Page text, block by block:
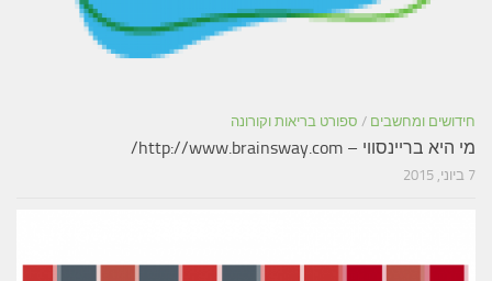
חידושים ומחשבים / ספורט בריאות וקורונה
מי היא בריינסווי – http://www.brainsway.com/
7 ביוני, 2015